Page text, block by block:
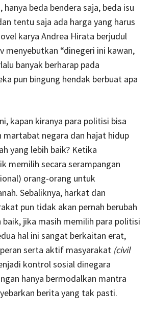
hanya beda bendera saja, beda isu
tentu saja ada harga yang harus
karya Andrea Hirata berjudul
menyebutkan “dinegeri ini kawan,
banyak berharap pada
pun bingung hendak berbuat apa
kapan kiranya para politisi bisa
martabat negara dan hajat hidup
yang lebih baik? Ketika
memilih secara serampangan
orang-orang untuk
Sebaliknya, harkat dan
pun tidak akan pernah berubah
baik, jika masih memilih para politisi
hal ini sangat berkaitan erat,
serta aktif masyarakat (civil
kontrol sosial dinegara
hanya bermodalkan mantra
berita yang tak pasti.